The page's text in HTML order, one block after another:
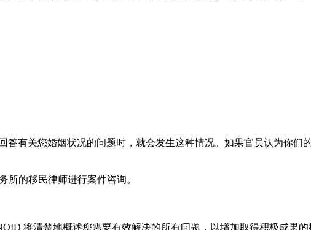
有关您婚姻状况的问题时，就会发生这种情况。如果官员认为你们
所的移民律师进行案件咨询。
将清楚地概述您需要有效解决的所有问题，以增加取得积极成果